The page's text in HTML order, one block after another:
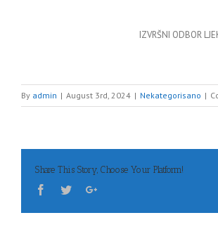
IZVRŠNI ODBOR
By admin | August 3rd, 2024 | Nekategorisano |
Share This Story, Choose Your Platform!